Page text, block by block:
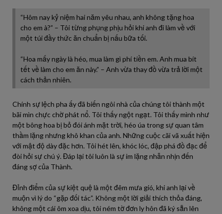
“Hôm nay kỷ niệm hai năm yêu nhau, anh không tặng hoa
cho em à?” – Tôi từng phụng phịu hỏi khi anh đi làm về với
một túi đầy thức ăn chuẩn bị nấu bữa tối.
“Hoa mấy ngày là héo, mua làm gì phí tiền em. Anh mua bít
tết về làm cho em ăn này.” – Anh vừa thay đồ vừa trả lời một
cách thản nhiên.
Chính sự lệch pha ấy đã biến ngôi nhà của chúng tôi thành một
bãi mìn chực chờ phát nổ. Tôi thấy ngột ngạt. Tôi thấy mình như
một bông hoa bị bỏ đói ánh mặt trời, héo úa trong sự quan tâm
thầm lặng nhưng khô khan của anh. Những cuộc cãi vã xuất hiện
với mật độ dày đặc hơn. Tôi hét lên, khóc lóc, đập phá đồ đạc để
đòi hỏi sự chú ý. Đáp lại tôi luôn là sự im lặng nhẫn nhịn đến
đáng sợ của Thành.
Đỉnh điểm của sự kiệt quệ là một đêm mưa gió, khi anh lại về
muộn vì lý do “gặp đối tác”. Không một lời giải thích thỏa đáng,
không một cái ôm xoa dịu, tôi ném tờ đơn ly hôn đã ký sẵn lên